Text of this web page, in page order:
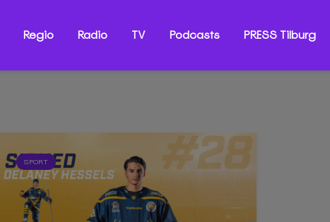
Regio Radio TV Podcasts PRESS Tilburg
SPORT